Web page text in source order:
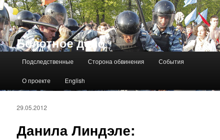
Болотное дело
Подследственные Сторона обвинения События
О проекте English
Данила Линдэле:
29.05.2012